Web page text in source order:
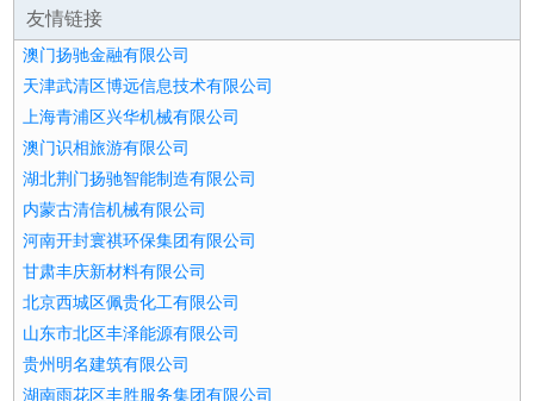
友情链接
澳门扬驰金融有限公司
天津武清区博远信息技术有限公司
上海青浦区兴华机械有限公司
澳门识相旅游有限公司
湖北荆门扬驰智能制造有限公司
内蒙古清信机械有限公司
河南开封寰祺环保集团有限公司
甘肃丰庆新材料有限公司
北京西城区佩贵化工有限公司
山东市北区丰泽能源有限公司
贵州明名建筑有限公司
湖南雨花区丰胜服务集团有限公司